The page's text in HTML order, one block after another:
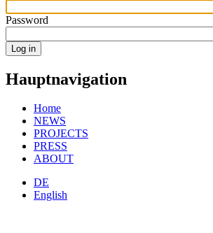
Password
Hauptnavigation
Home
NEWS
PROJECTS
PRESS
ABOUT
DE
English